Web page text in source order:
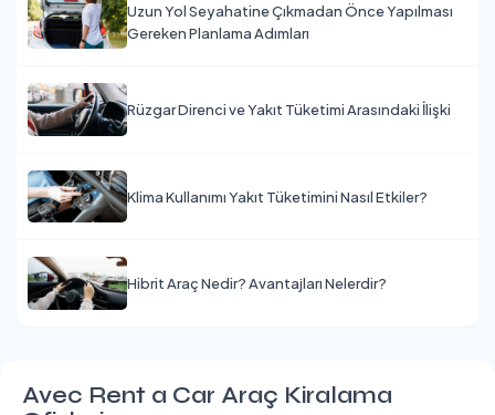
Uzun Yol Seyahatine Çıkmadan Önce Yapılması
Gereken Planlama Adımları
Rüzgar Direnci ve Yakıt Tüketimi Arasındaki İlişki
Klima Kullanımı Yakıt Tüketimini Nasıl Etkiler?
Hibrit Araç Nedir? Avantajları Nelerdir?
Avec Rent a Car Araç Kiralama